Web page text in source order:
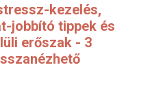
kezelés,
jobbító tippek és
erőszak - 3